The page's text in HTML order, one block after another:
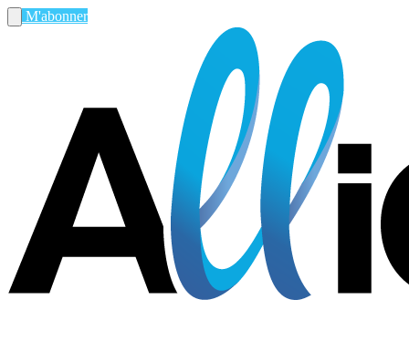
M'abonner